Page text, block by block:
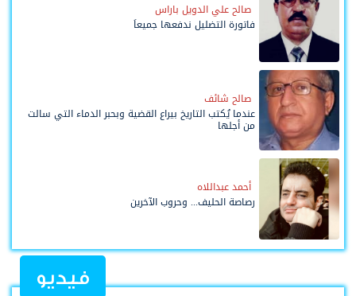
صالح علي الدويل باراس
فاتورة التضليل ندفعها جميعاً
صالح شائف
عندما يُكتب التاريخ بيراع القضية وبحبر الدماء التي سالت
من أجلها
أحمد عبداللاه
رصاصة الحليف... وحروب الآخرين
فيديو